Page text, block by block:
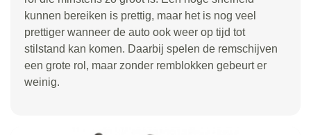
kunnen bereiken is prettig, maar het is nog veel
prettiger wanneer de auto ook weer op tijd tot
stilstand kan komen. Daarbij spelen de remschijven
een grote rol, maar zonder remblokken gebeurt er
weinig.